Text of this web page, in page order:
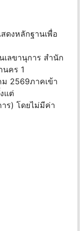
ดงหลักฐานเพื่อ
เลขานุการ สำนัก
นคร 1
2569ภาคเข้า
แต่
าร) โดยไม่มีค่า